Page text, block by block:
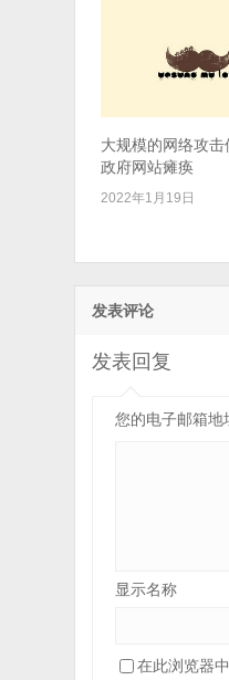
大规模的网络攻击
政府网站瘫痪
2022年1月19日
发表评论
发表回复
您的电子邮箱地
显示名称
在此浏览器